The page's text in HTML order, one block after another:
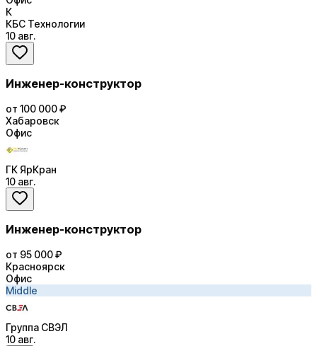
К
КБС Технологии
10 авг.
Инженер-конструктор
от 100 000 ₽
Хабаровск
Офис
ГК ЯрКран
10 авг.
Инженер-конструктор
от 95 000 ₽
Красноярск
Офис
Middle
Группа СВЭЛ
10 авг.